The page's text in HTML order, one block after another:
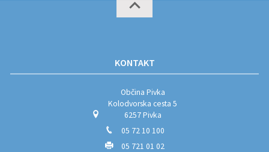
KONTAKT
Občina Pivka
Kolodvorska cesta 5
6257 Pivka
05 72 10 100
05 721 01 02